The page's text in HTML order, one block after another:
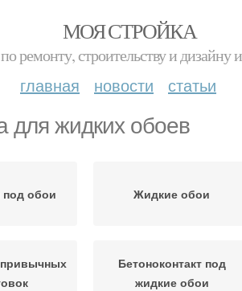
МОЯ СТРОЙКА
ремонту, строительству и дизайну
главная новости статьи
для жидких обоев
под обои Жидкие обои
Бетоноконтакт под
жидкие обои